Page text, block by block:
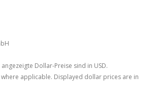
Dollar-Preise sind in USD.
applicable. Displayed dollar prices are in